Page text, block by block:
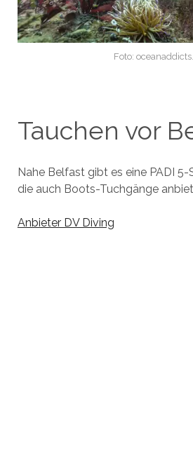
Foto:
Tauchen vor
Nahe Belfast gibt es eine PADI 5-
die auch Boots-Tuchgänge
Anbieter DV Diving